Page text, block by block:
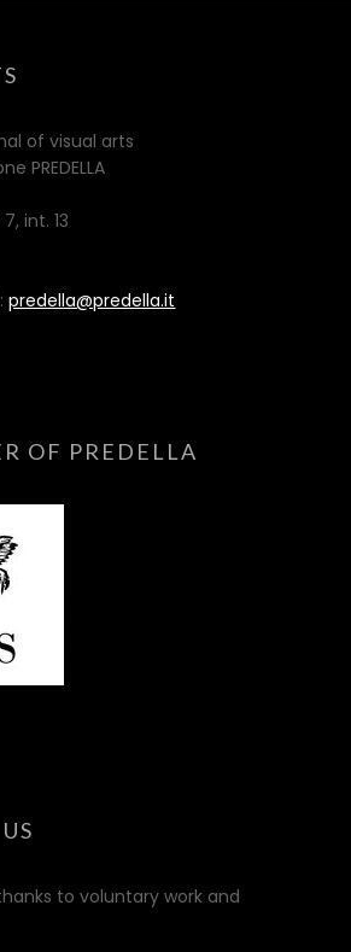
of visual arts
PREDELLA
int. 13
predella@predella.it
OF PREDELLA
to voluntary work and